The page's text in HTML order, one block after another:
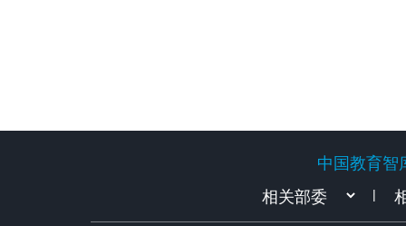
中国教育智
|